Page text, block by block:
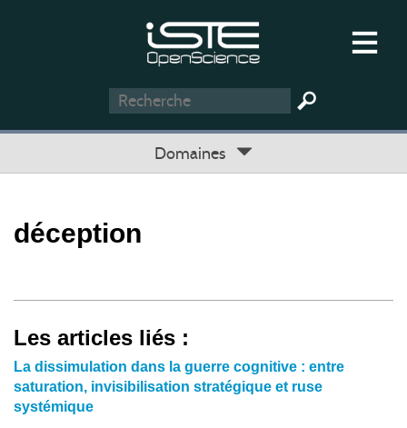
Domaines
déception
Les articles liés :
La dissimulation dans la guerre cognitive : entre
saturation, invisibilisation stratégique et ruse
systémique